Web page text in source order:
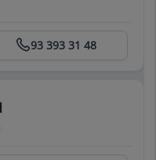
93 393 31 48